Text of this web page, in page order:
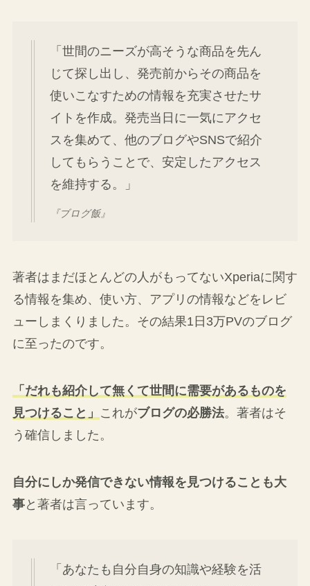
「世間のニーズが高そうな商品を先ん
じて探し出し、発売前からその商品を
使いこなすための情報を充実させたサ
イトを作成。発売当日に一気にアクセ
スを集めて、他のブログやSNSで紹介
してもらうことで、安定したアクセス
を維持する。」
『ブログ飯』
著者はまだほとんどの人がもってないXperiaに関す
る情報を集め、使い方、アプリの情報などをレビ
ューしまくりました。その結果1日3万PVのブログ
に至ったのです。
「だれも紹介して無くて世間に需要があるものを
見つけること」 これがブログの必勝法。著者はそ
う確信しました。
自分にしか発信できない情報を見つけることも大
事と著者は言っています。
「あなたも自分自身の知識や経験を活